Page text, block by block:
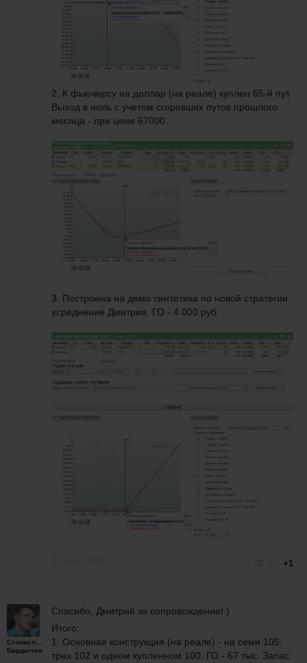
2. К фьючерсу на доллар (на реале) куплен 65-й пут.
Выход в ноль с учетом сгоревших путов прошлого
месяца - при цене 67000.
3. Построена на демо синтетика по новой стратегии
усреднения Дмитрия. ГО - 4 000 руб.
+1
Станислав
Бардычев
Спасибо, Дмитрий за сопровождение! )
Итого:
1. Основная конструкция (на реале) - на семи 105,
трех 102 и одном купленном 100. ГО - 67 тыс. Запас